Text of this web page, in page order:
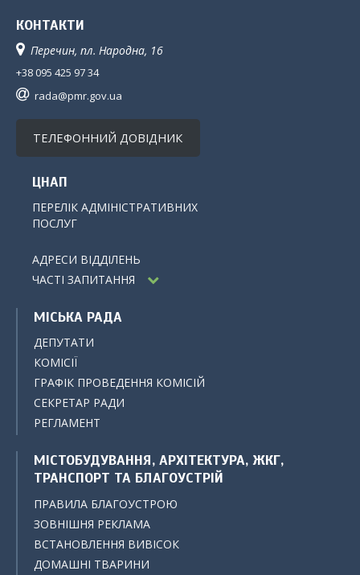
КОНТАКТИ
Перечин, пл. Народна, 16
+38 095 425 97 34
rada@pmr.gov.ua
ТЕЛЕФОННИЙ ДОВІДНИК
ЦНАП
ПЕРЕЛІК АДМІНІСТРАТИВНИХ
ПОСЛУГ
АДРЕСИ ВІДДІЛЕНЬ
ЧАСТІ ЗАПИТАННЯ
МІСЬКА РАДА
ДЕПУТАТИ
КОМІСІЇ
ГРАФІК ПРОВЕДЕННЯ КОМІСІЙ
СЕКРЕТАР РАДИ
РЕГЛАМЕНТ
МІСТОБУДУВАННЯ, АРХІТЕКТУРА, ЖКГ,
ТРАНСПОРТ ТА БЛАГОУСТРІЙ
ПРАВИЛА БЛАГОУСТРОЮ
ЗОВНІШНЯ РЕКЛАМА
ВСТАНОВЛЕННЯ ВИВІСОК
ДОМАШНІ ТВАРИНИ